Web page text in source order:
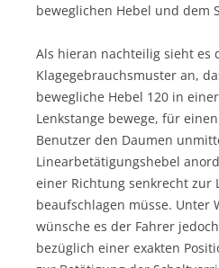
beweglichen Hebel und dem
Als hieran nachteilig sieht es
Klagegebrauchsmuster an,
bewegliche Hebel 120 in
Lenkstange bewege, für
Benutzer den Daumen
Linearbetätigungshebel
einer Richtung senkrecht zur
beaufschlagen müsse. Unter
wünsche es der Fahrer
bezüglich einer exakten